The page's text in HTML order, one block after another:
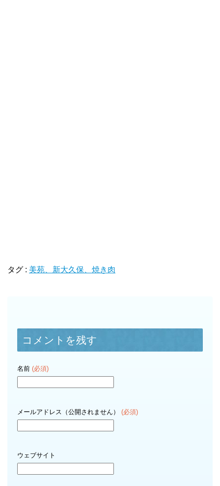
タグ : 美苑、新大久保、焼き肉
コメントを残す
名前 (必須)
メールアドレス（公開されません） (必須)
ウェブサイト